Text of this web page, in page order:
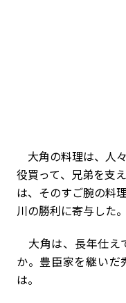
大角の料理は、人
役買って、兄弟を支
は、そのすご腕の料
川の勝利に寄与した――
大角は、長年仕え
か。豊臣家を継いだ
は。